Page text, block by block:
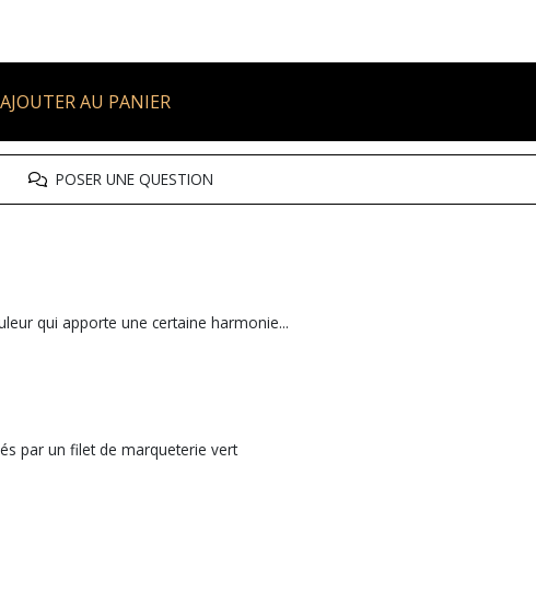
AJOUTER AU PANIER
POSER UNE QUESTION
qui apporte une certaine harmonie...
par un filet de marqueterie vert